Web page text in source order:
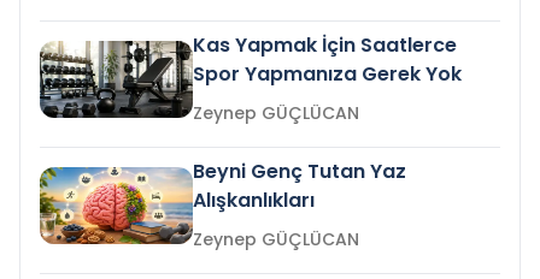
Kas Yapmak İçin Saatlerce
Spor Yapmanıza Gerek Yok
Zeynep GÜÇLÜCAN
Beyni Genç Tutan Yaz
Alışkanlıkları
Zeynep GÜÇLÜCAN